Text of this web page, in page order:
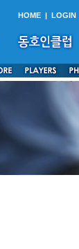
HOME | LOGIN